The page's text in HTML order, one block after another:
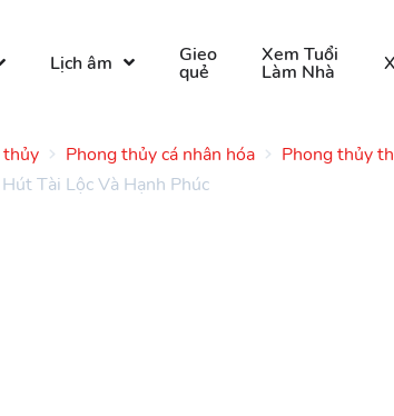
Lịch âm Gieo
quẻ
Xem Tuổi
Làm Nhà
thủy Phong thủy cá nhân hóa Phong thủy
Tài Lộc Và Hạnh Phúc